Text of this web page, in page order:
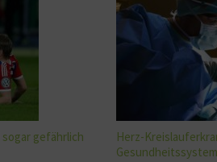
gefährlich
Herz-